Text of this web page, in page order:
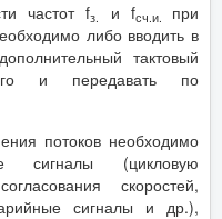
частот fз. и fсч.и. при
либо вводить в
тактовый
и передавать по
потоков необходимо
сигналы (цикловую
скоростей,
сигналы и др.),